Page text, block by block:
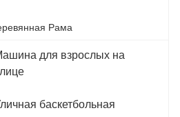
Рама
для взрослых на
баскетбольная